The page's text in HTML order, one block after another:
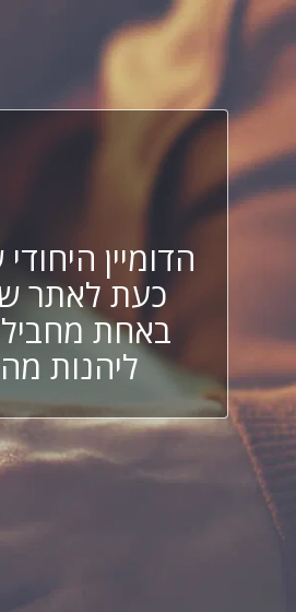
הדומיין
כעת לאתר
באחת
ליהנות